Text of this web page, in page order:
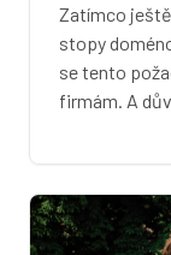
Zatímco
stopy
se tento
firmám. A